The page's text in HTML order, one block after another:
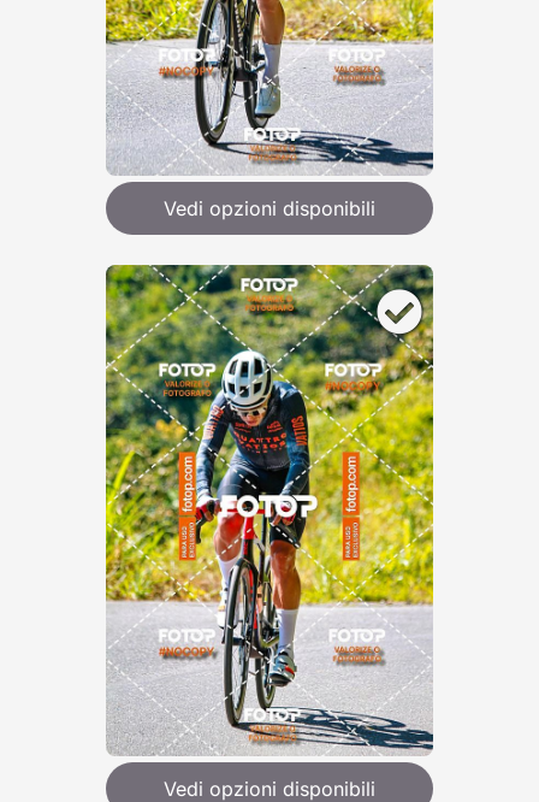
Vedi opzioni disponibili
Vedi opzioni disponibili